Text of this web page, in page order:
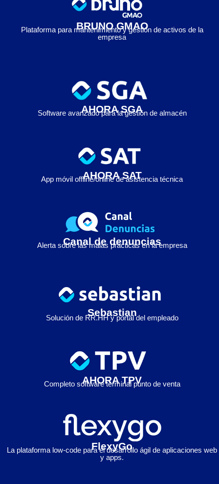
BRUNO GMAO
Plataforma para mantenimiento y gestión de activos de la
empresa
AHORA SGA
Software avanzado para la gestión de almacén
AHORA SAT
App móvil offline/online de asistencia técnica
Canal de denuncias
Alerta sobre las malas prácticas en la empresa
Sebastian
Solución de RR.HH y portal del empleado
AHORA TPV
Completo software terminal punto de venta
FlexyGo
La plataforma low-code para el desarrollo ágil de aplicaciones web
y apps.